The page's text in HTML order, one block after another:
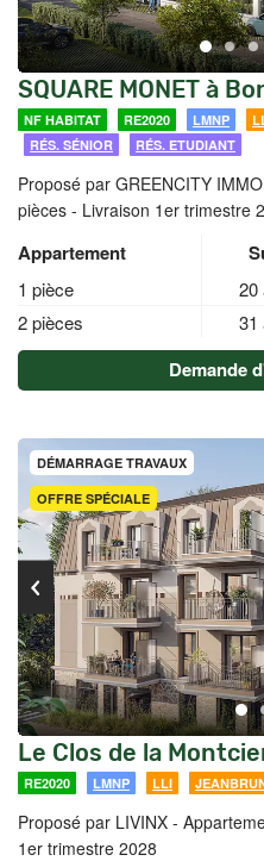
SQUARE MONET à
NF HABITAT RE2020 LMNP
RÉS. SÉNIOR
RÉS. ETUDIANT
Proposé par GREENCITY
pièces - Livraison 1er trimestre
Appartement
1 pièce 20
2 pièces 31
Demande
OFFRE SPÉCIALE
DÉMARRAGE TRAVAUX
Le Clos de la
RE2020 LMNP LLI
Proposé par LIVINX -
1er trimestre 2028